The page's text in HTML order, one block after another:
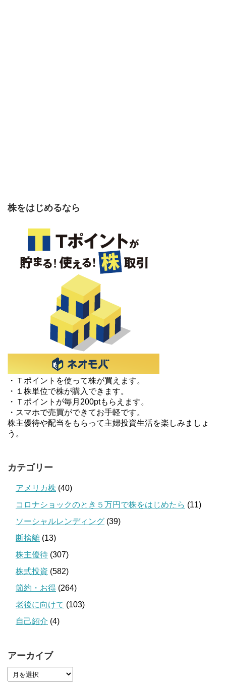
株をはじめるなら
・Ｔポイントを使って株が買えます。
・１株単位で株が購入できます。
・Ｔポイントが毎月200ptもらえます。
・スマホで売買ができてお手軽です。
株主優待や配当をもらって主婦投資生活を楽しみましょ
う。
カテゴリー
アメリカ株 (40)
コロナショックのとき５万円で株をはじめたら (11)
ソーシャルレンディング (39)
断捨離 (13)
株主優待 (307)
株式投資 (582)
節約・お得 (264)
老後に向けて (103)
自己紹介 (4)
アーカイブ